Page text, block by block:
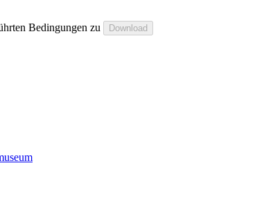
Bedingungen zu